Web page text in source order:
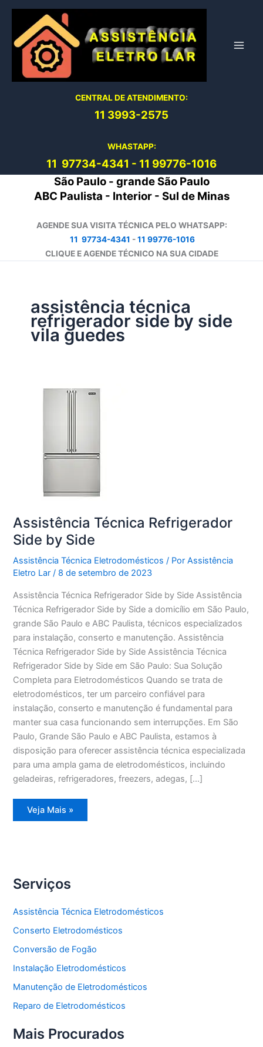
conteúdo
CENTRAL DE ATENDIMENTO:
11 3993-2575
WHASTAPP:
11 97734-4341 - 11 99776-1016
São Paulo - grande São Paulo
ABC Paulista - Interior - Sul de Minas
AGENDE SUA VISITA TÉCNICA PELO WHATSAPP:
11 97734-4341 -11 99776-1016
CLIQUE E AGENDE TÉCNICO NA SUA CIDADE
assistência técnica
refrigerador side by side
vila guedes
Assistência Técnica Refrigerador
Side by Side
Assistência Técnica Eletrodomésticos / PorAssistência
Eletro Lar/ 8 de setembro de 2023
Assistência Técnica Refrigerador Side by Side Assistência
Técnica Refrigerador Side by Side a domicílio em São Paulo,
grande São Paulo e ABC Paulista, técnicos especializados
para instalação, conserto e manutenção. Assistência
Técnica Refrigerador Side by Side Assistência Técnica
Refrigerador Side by Side em São Paulo: Sua Solução
Completa para Eletrodomésticos Quando se trata de
eletrodomésticos, ter um parceiro confiável para
instalação, conserto e manutenção é fundamental para
manter sua casa funcionando sem interrupções. Em São
Paulo, Grande São Paulo e ABC Paulista, estamos à
disposição para oferecer assistência técnica especializada
para uma ampla gama de eletrodomésticos, incluindo
geladeiras, refrigeradores, freezers, adegas, […]
Assistência
Técnica
Veja Mais »
Serviços
Assistência Técnica Eletrodomésticos
Conserto Eletrodomésticos
Conversão de Fogão
Instalação Eletrodomésticos
Manutenção de Eletrodomésticos
Reparo de Eletrodomésticos
Mais Procurados